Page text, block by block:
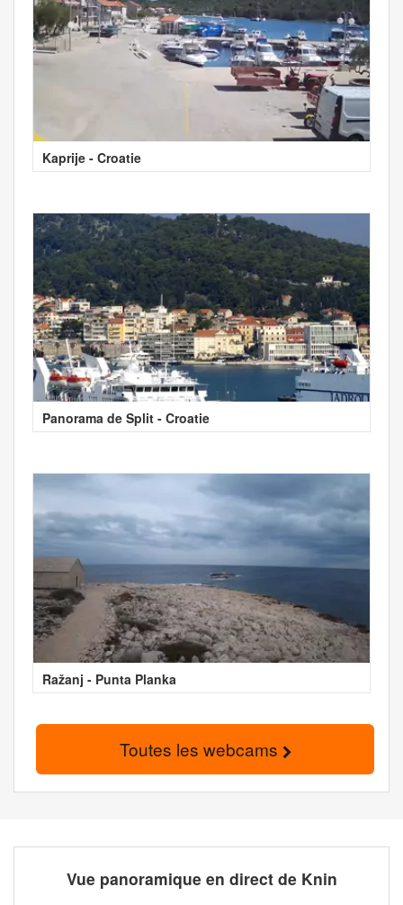
Kaprije - Croatie
Panorama de Split - Croatie
Ražanj - Punta Planka
Toutes les webcams
Vue panoramique en direct de Knin